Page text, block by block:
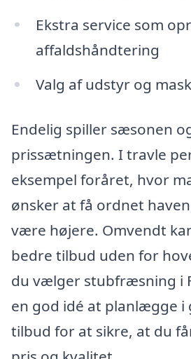
Ekstra service som
affaldshåndtering
Valg af udstyr og
Endelig spiller sæsonen
prissætningen. I travle
eksempel foråret, hvor
ønsker at få ordnet
være højere. Omvendt
bedre tilbud uden for
du vælger stubfræsning i
en god idé at planlægge i
tilbud for at sikre, at du